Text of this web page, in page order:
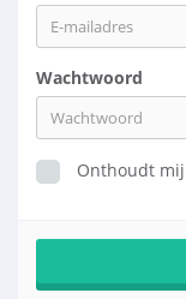
Wachtwoord
Onthoudt mij